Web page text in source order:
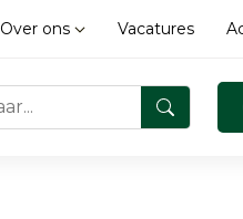
Over ons Vacatures